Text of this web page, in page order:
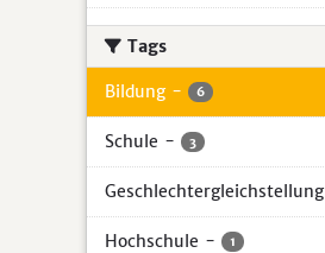
Tags
Bildung - 6
Schule - 3
Geschlechtergleichstellung
Hochschule - 1